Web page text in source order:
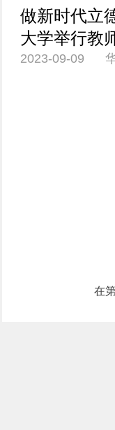
做新时代立
大学举行教
2023-09-09 华
在